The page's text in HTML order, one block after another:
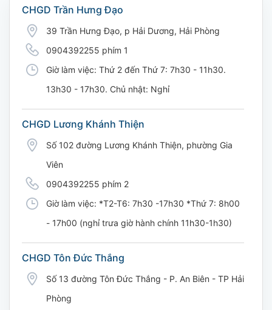
CHGD Trần Hưng Đạo
39 Trần Hưng Đạo, p Hải Dương, Hải Phòng
0904392255 phím 1
Giờ làm việc: Thứ 2 đến Thứ 7: 7h30 - 11h30.
13h30 - 17h30. Chủ nhật: Nghỉ
CHGD Lương Khánh Thiện
Số 102 đường Lương Khánh Thiện, phường Gia
Viên
0904392255 phím 2
Giờ làm việc: *T2-T6: 7h30 -17h30 *Thứ 7: 8h00
- 17h00 (nghỉ trưa giờ hành chính 11h30-1h30)
CHGD Tôn Đức Thắng
Số 13 đường Tôn Đức Thắng - P. An Biên - TP Hải
Phòng